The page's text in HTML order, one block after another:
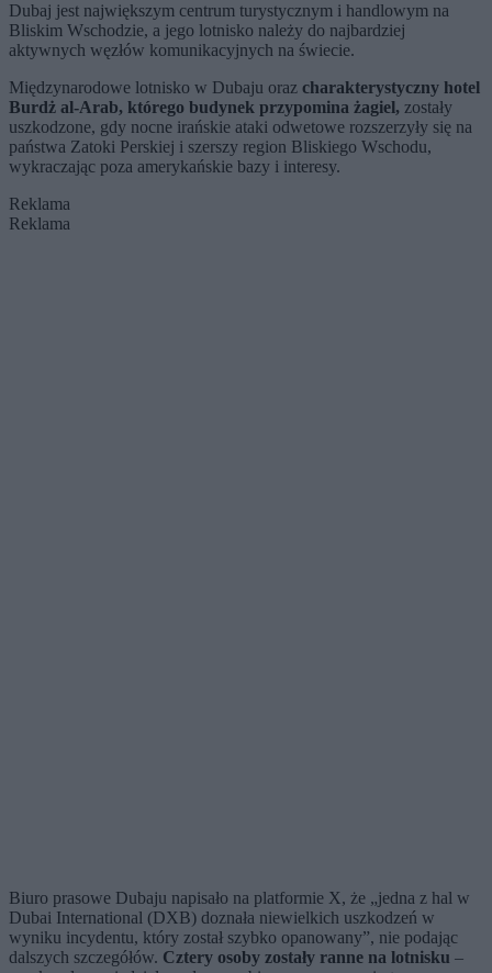
Dubaj jest największym centrum turystycznym i handlowym na
Bliskim Wschodzie, a jego lotnisko należy do najbardziej
aktywnych węzłów komunikacyjnych na świecie.
Międzynarodowe lotnisko w Dubaju oraz charakterystyczny hotel
Burdż al-Arab, którego budynek przypomina żagiel, zostały
uszkodzone, gdy nocne irańskie ataki odwetowe rozszerzyły się na
państwa Zatoki Perskiej i szerszy region Bliskiego Wschodu,
wykraczając poza amerykańskie bazy i interesy.
Reklama
Reklama
Biuro prasowe Dubaju napisało na platformie X, że „jedna z hal w
Dubai International (DXB) doznała niewielkich uszkodzeń w
wyniku incydentu, który został szybko opanowany”, nie podając
dalszych szczegółów. Cztery osoby zostały ranne na lotnisku –